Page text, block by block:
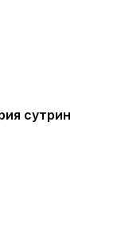
сутрин